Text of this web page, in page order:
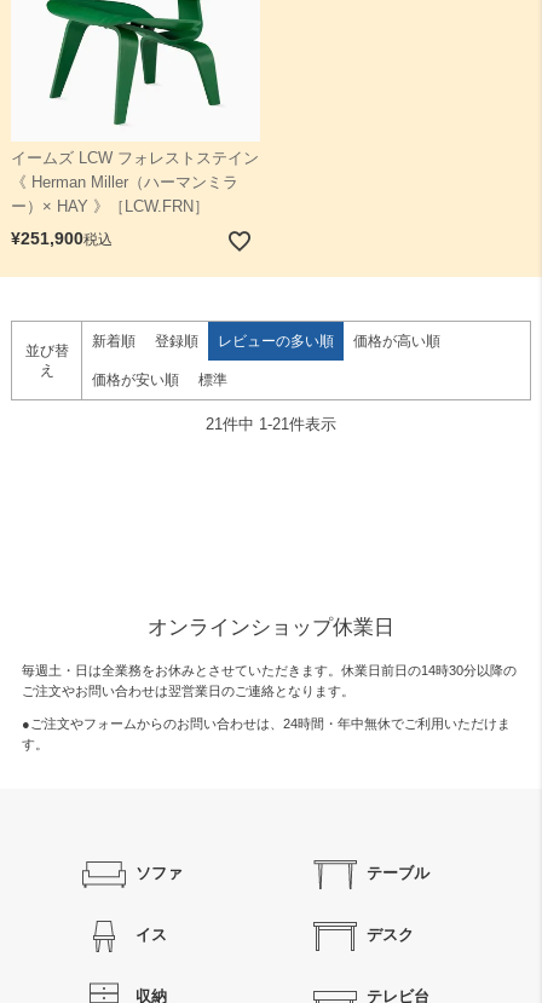
イームズ LCW フォレストステイン
《 Herman Miller（ハーマンミラ
ー）× HAY 》［LCW.FRN］
¥251,900税込
並び替
え
新着順 登録順 レビューの多い順 価格が高い順
価格が安い順 標準
21件中 1-21件表示
オンラインショップ休業日
毎週土・日は全業務をお休みとさせていただきます。休業日前日の14時30分以降の
ご注文やお問い合わせは翌営業日のご連絡となります。
●ご注文やフォームからのお問い合わせは、 24時間・年中無休でご利用いただけま
す。
ソファ テーブル
イス デスク
収納 テレビ台